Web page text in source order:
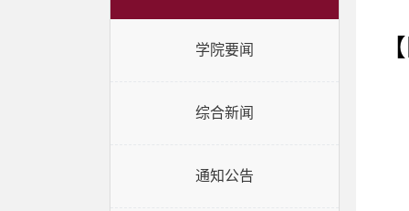
学院要闻
综合新闻
通知公告